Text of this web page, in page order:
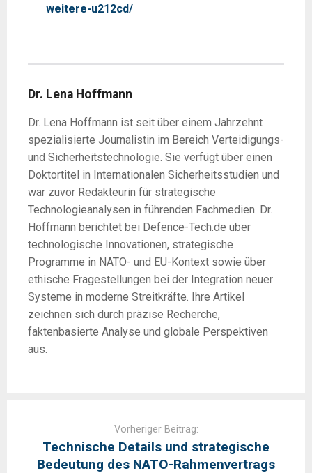
weitere-u212cd/
Dr. Lena Hoffmann
Dr. Lena Hoffmann ist seit über einem Jahrzehnt
spezialisierte Journalistin im Bereich Verteidigungs-
und Sicherheitstechnologie. Sie verfügt über einen
Doktortitel in Internationalen Sicherheitsstudien und
war zuvor Redakteurin für strategische
Technologieanalysen in führenden Fachmedien. Dr.
Hoffmann berichtet bei Defence-Tech.de über
technologische Innovationen, strategische
Programme in NATO- und EU-Kontext sowie über
ethische Fragestellungen bei der Integration neuer
Systeme in moderne Streitkräfte. Ihre Artikel
zeichnen sich durch präzise Recherche,
faktenbasierte Analyse und globale Perspektiven
aus.
Vorheriger Beitrag:
Technische Details und strategische
Bedeutung des NATO-Rahmenvertrags